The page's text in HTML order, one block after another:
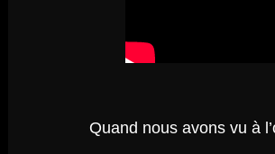
Quand nous avons vu à